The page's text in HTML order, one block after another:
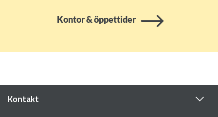
Kontor & öppettider
Kontakt